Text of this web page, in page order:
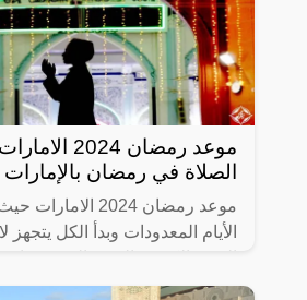
موعد رمضان
الصلاة في رمضان بالإمارات 1445
موعد رمضان 2024
الأيام المعدودات وبدأ الكل يتجهز
الحسنات وتتسلسل فيه